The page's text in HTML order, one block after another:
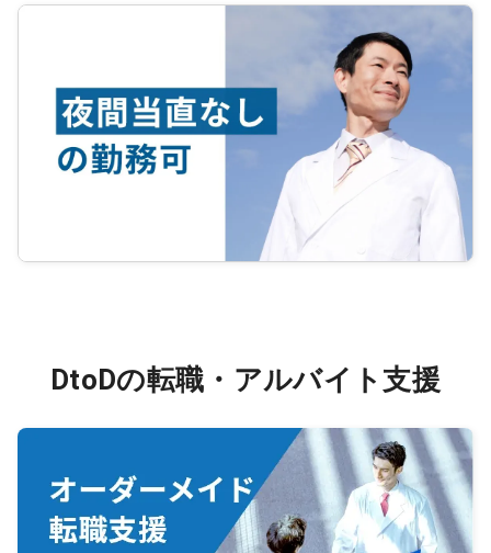
DtoDの転職・アルバイト支援